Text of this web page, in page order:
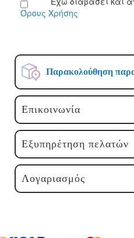
Παρακολούθηση
Επικοινωνία
Εξυπηρέτηση πελατών
Λογαριασμός
Δελτίο:
Όρους Χρήσης